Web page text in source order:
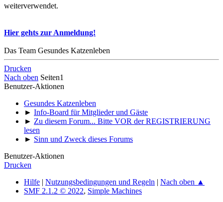
weiterverwendet.
Hier gehts zur Anmeldung!
Das Team Gesundes Katzenleben
Drucken
Nach oben Seiten1
Benutzer-Aktionen
Gesundes Katzenleben
► Info-Board für Mitglieder und Gäste
► Zu diesem Forum... Bitte VOR der REGISTRIERUNG
lesen
► Sinn und Zweck dieses Forums
Benutzer-Aktionen
Drucken
Hilfe | Nutzungsbedingungen und Regeln | Nach oben ▲
SMF 2.1.2 © 2022, Simple Machines